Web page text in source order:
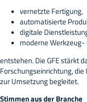
vernetzte Fertigung,
automatisierte
digitale
moderne
entstehen. Die GFE stärkt
Forschungseinrichtung,
zur Umsetzung begleitet.
Stimmen aus der Branche